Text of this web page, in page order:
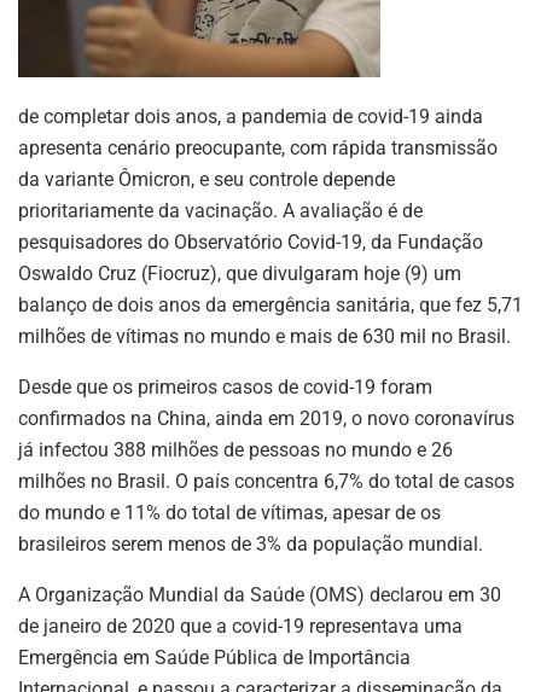
de completar dois anos, a pandemia de covid-19 ainda
apresenta cenário preocupante, com rápida transmissão
da variante Ômicron, e seu controle depende
prioritariamente da vacinação. A avaliação é de
pesquisadores do Observatório Covid-19, da Fundação
Oswaldo Cruz (Fiocruz), que divulgaram hoje (9) um
balanço de dois anos da emergência sanitária, que fez 5,71
milhões de vítimas no mundo e mais de 630 mil no Brasil.
Desde que os primeiros casos de covid-19 foram
confirmados na China, ainda em 2019, o novo coronavírus
já infectou 388 milhões de pessoas no mundo e 26
milhões no Brasil. O país concentra 6,7% do total de casos
do mundo e 11% do total de vítimas, apesar de os
brasileiros serem menos de 3% da população mundial.
A Organização Mundial da Saúde (OMS) declarou em 30
de janeiro de 2020 que a covid-19 representava uma
Emergência em Saúde Pública de Importância